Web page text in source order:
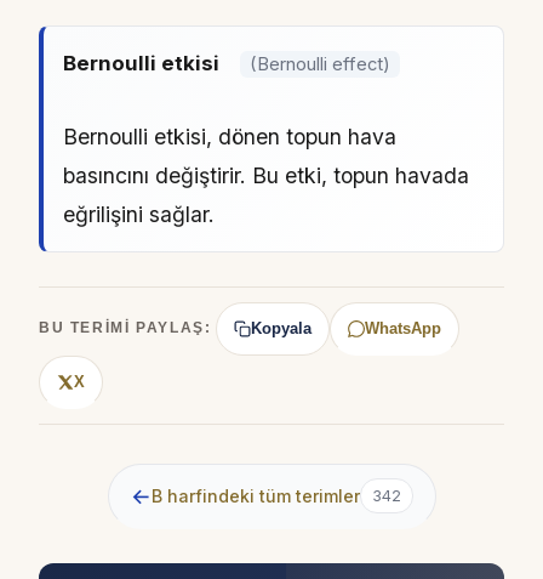
Bernoulli etkisi (Bernoulli effect)
Bernoulli etkisi, dönen topun hava
basıncını değiştirir. Bu etki, topun havada
eğrilişini sağlar.
BU TERIMI PAYLAŞ: Kopyala WhatsApp
X
←B harfindeki tüm terimler 342